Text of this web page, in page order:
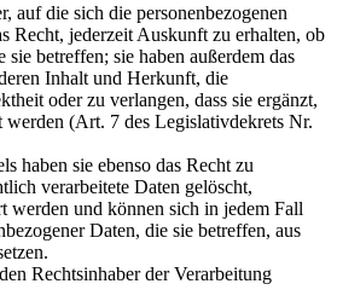
auf die sich die personenbezogenen
Recht, jederzeit Auskunft zu erhalten, ob
betreffen; sie haben außerdem das
Inhalt und Herkunft, die
oder zu verlangen, dass sie ergänzt,
werden (Art. 7 des Legislativdekrets Nr.
haben sie ebenso das Recht zu
verarbeitete Daten gelöscht,
werden und können sich in jedem Fall
Daten, die sie betreffen, aus
Rechtsinhaber der Verarbeitung